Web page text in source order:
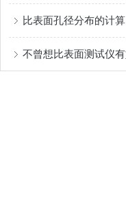
比表面孔径分布的计算